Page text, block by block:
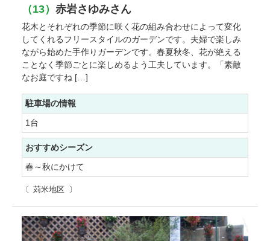
苅米地区
（13） 赤岩さゆみさん
花木とそれぞれの季節に咲く花の組み合わせによって変化
してくれるフリースタイルのガーデンです。夫婦で楽しみ
ながら始めた手作りガーデンです。春夏秋冬、花が絶える
ことなく季節ごとに楽しめるよう工夫しています。「素敵
なお庭ですね […]
駐車場の情報
1台
おすすめシーズン
春～秋にかけて